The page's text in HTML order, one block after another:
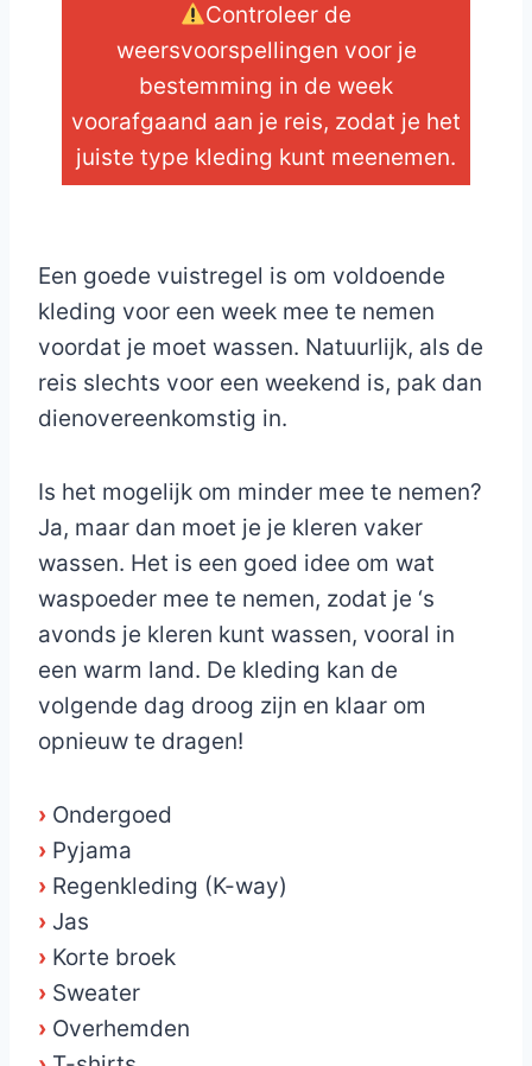
Controleer de
weersvoorspellingen voor je
bestemming in de week
voorafgaand aan je reis, zodat je het
juiste type kleding kunt meenemen.
Een goede vuistregel is om voldoende
kleding voor een week mee te nemen
voordat je moet wassen. Natuurlijk, als de
reis slechts voor een weekend is, pak dan
dienovereenkomstig in.
Is het mogelijk om minder mee te nemen?
Ja, maar dan moet je je kleren vaker
wassen. Het is een goed idee om wat
waspoeder mee te nemen, zodat je ‘s
avonds je kleren kunt wassen, vooral in
een warm land. De kleding kan de
volgende dag droog zijn en klaar om
opnieuw te dragen!
› Ondergoed
› Pyjama
› Regenkleding (K-way)
› Jas
› Korte broek
› Sweater
› Overhemden